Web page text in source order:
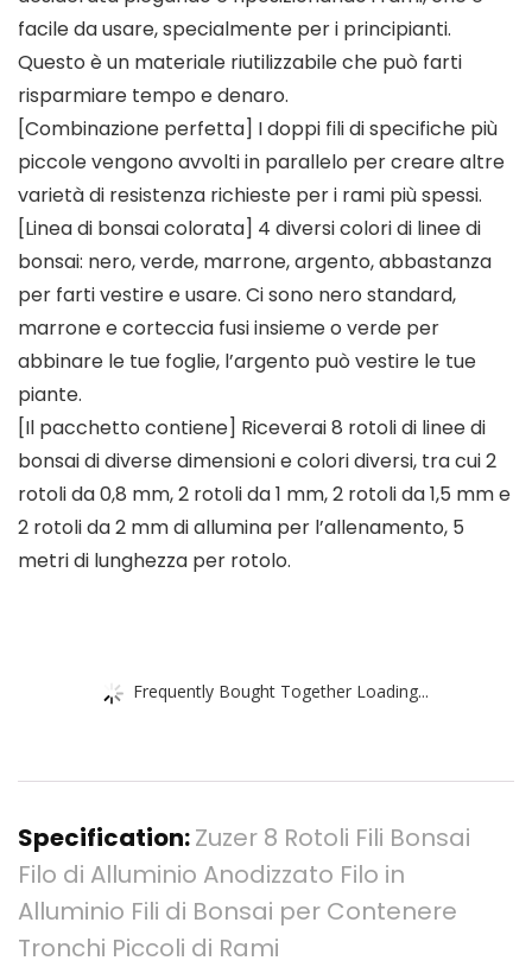
facile da usare, specialmente per i principianti.
Questo è un materiale riutilizzabile che può farti
risparmiare tempo e denaro.
[Combinazione perfetta] I doppi fili di specifiche più
piccole vengono avvolti in parallelo per creare altre
varietà di resistenza richieste per i rami più spessi.
[Linea di bonsai colorata] 4 diversi colori di linee di
bonsai: nero, verde, marrone, argento, abbastanza
per farti vestire e usare. Ci sono nero standard,
marrone e corteccia fusi insieme o verde per
abbinare le tue foglie, l’argento può vestire le tue
piante.
[Il pacchetto contiene] Riceverai 8 rotoli di linee di
bonsai di diverse dimensioni e colori diversi, tra cui 2
rotoli da 0,8 mm, 2 rotoli da 1 mm, 2 rotoli da 1,5 mm e
2 rotoli da 2 mm di allumina per l’allenamento, 5
metri di lunghezza per rotolo.
Frequently Bought Together Loading...
Specification:Zuzer 8 Rotoli Fili Bonsai
Filo di Alluminio Anodizzato Filo in
Alluminio Fili di Bonsai per Contenere
Tronchi Piccoli di Rami